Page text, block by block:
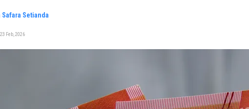
Safara Setianda
Feb, 2026